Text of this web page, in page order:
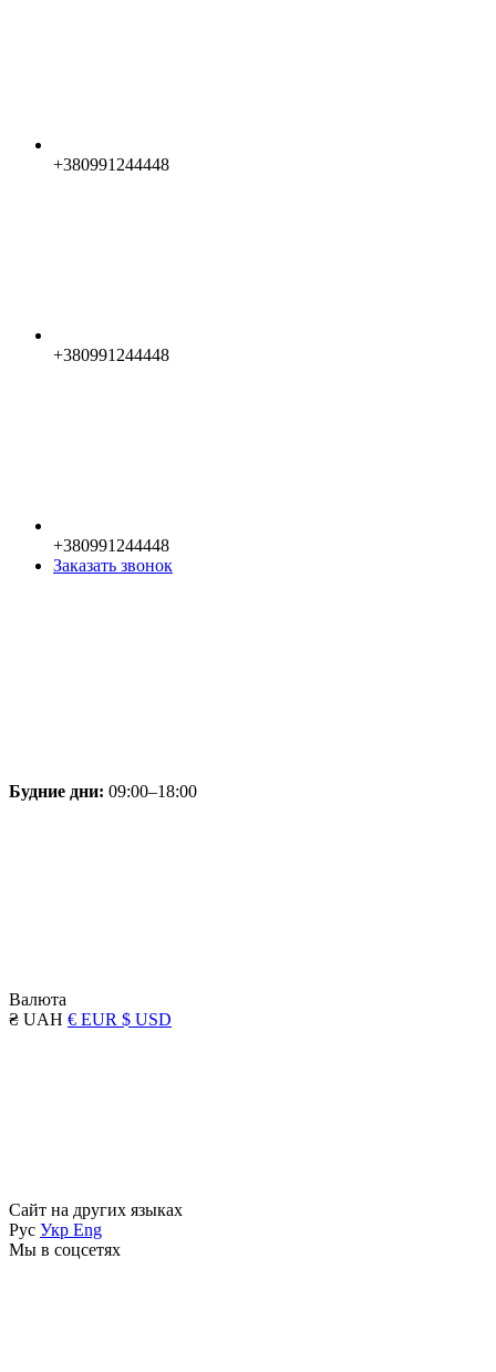
+380991244448
+380991244448
+380991244448
Заказать звонок
Будние дни: 09:00–18:00
Валюта
₴ UAH € EUR $ USD
Сайт на других языках
Рус Укр Eng
Мы в соцсетях